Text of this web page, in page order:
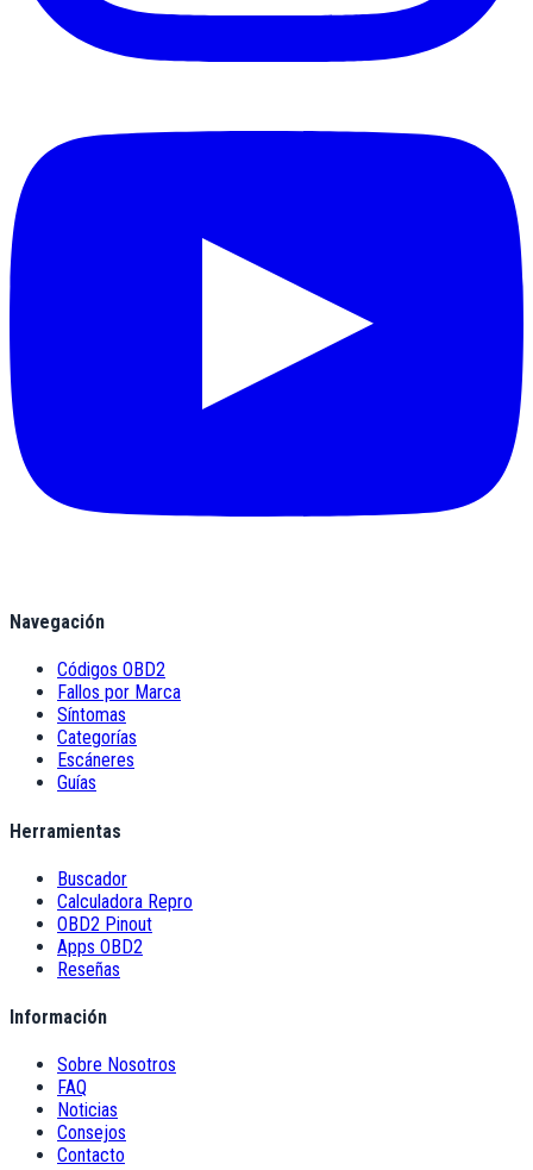
Navegación
Códigos OBD2
Fallos por Marca
Síntomas
Categorías
Escáneres
Guías
Herramientas
Buscador
Calculadora Repro
OBD2 Pinout
Apps OBD2
Reseñas
Información
Sobre Nosotros
FAQ
Noticias
Consejos
Contacto